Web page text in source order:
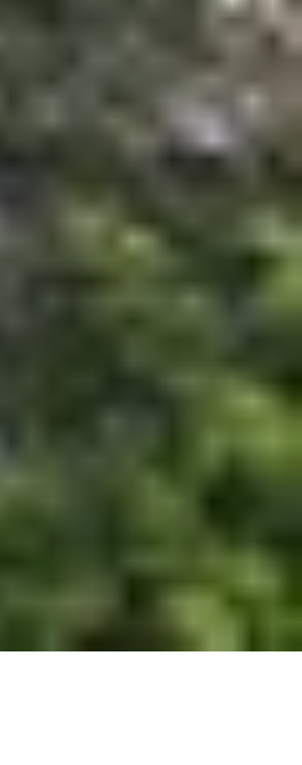
hiện nhiều phép đo
thống. Với ứng
xung quanh, giúp tiết